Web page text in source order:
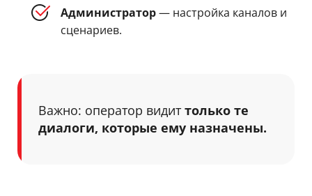
Администратор— настройка каналов и
сценариев.
Важно: оператор видиттолько те
диалоги, которые ему назначены.